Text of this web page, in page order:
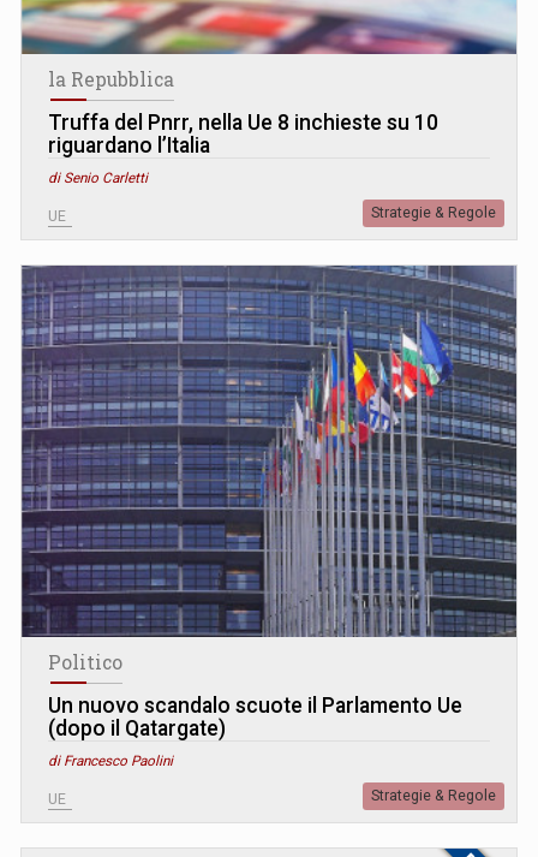
la Repubblica
Truffa del Pnrr, nella Ue 8 inchieste su 10
riguardano l’Italia
di Senio Carletti
UE Strategie & Regole
Politico
Un nuovo scandalo scuote il Parlamento Ue
(dopo il Qatargate)
di Francesco Paolini
UE Strategie & Regole